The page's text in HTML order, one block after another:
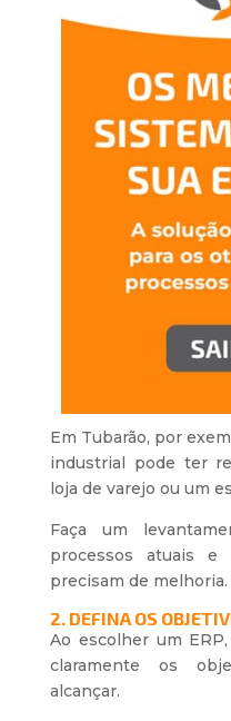
Em Tubarão, por
industrial pode ter
loja de varejo ou um
Faça um
processos atuais e
precisam de melhoria.
2. DEFINA OS
Ao escolher um
claramente os
alcançar.